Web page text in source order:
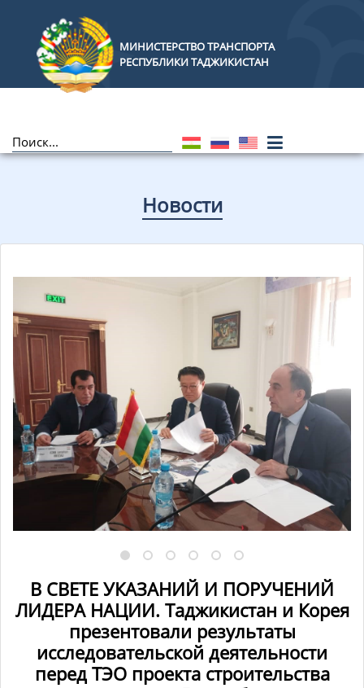
МИНИСТЕРСТВО ТРАНСПОРТА
РЕСПУБЛИКИ ТАДЖИКИСТАН
Новости
В СВЕТЕ УКАЗАНИЙ И ПОРУЧЕНИЙ
ЛИДЕРА НАЦИИ. Таджикистан и Корея
презентовали результаты
исследовательской деятельности
перед ТЭО проекта строительства